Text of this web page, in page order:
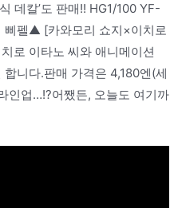
데칼’도 판매!! HG1/100 YF-
삐펠▲ [카와모리 쇼지×이치로
로 이타노 씨와 애니메이션
니다.판매 가격은 4,180엔(세
인업…!?어쨌든, 오늘도 여기까